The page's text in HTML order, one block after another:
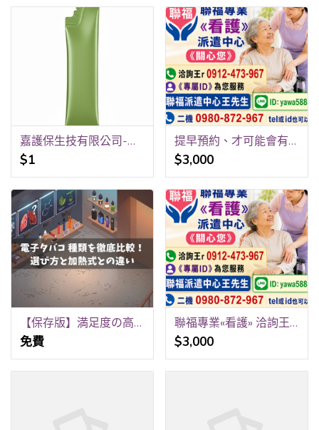
嘉護保生技有限公司-保健食品代工-液體充填代工、酵素果凍代工、膠原蛋白飲品代工、膠囊、錠劑、粉包 OEM
$1
提早預約、才可能會有看護》 祝福平安、健康。 聯福專業«看護»派遣中心《關心您》 洽詢王r 0912-473-967 聯福派遣中心王先生
$3,000
【保存版】満足度の高いデバイスの選び方｜紙タバコからスムーズに移行するコツ
免費
聯福專業«看護» 洽詢王r 0912-473-967 《專屬ID》yawa5888
$3,000